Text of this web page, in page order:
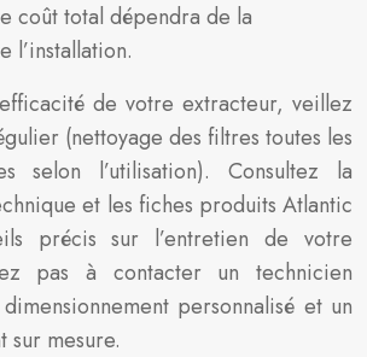
coût total dépendra de la
l’installation.
de votre extracteur, veillez
(nettoyage des filtres toutes les
selon l’utilisation). Consultez la
et les fiches produits Atlantic
précis sur l’entretien de votre
pas à contacter un technicien
personnalisé et un
sur mesure.